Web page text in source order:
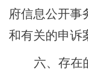
府信息公开事
和有关的申诉
六、存在